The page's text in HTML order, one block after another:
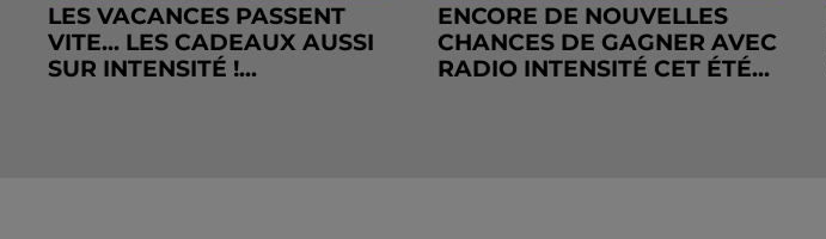
LES VACANCES PASSENT
VITE... LES CADEAUX AUSSI
SUR INTENSITÉ !...
ENCORE DE NOUVELLES
CHANCES DE GAGNER AVEC
RADIO INTENSITÉ CET ÉTÉ...